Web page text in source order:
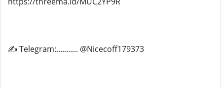
✍ Telegram:........... @Nicecoff179373